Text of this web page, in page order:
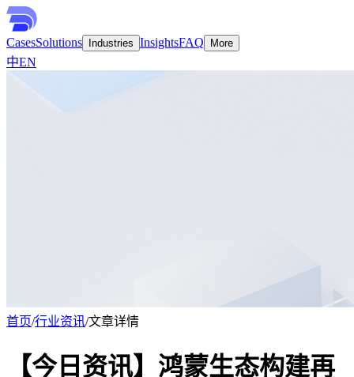
CasesSolutions Industries InsightsFAQ More
中EN
首页/行业资讯/文章详情
【今日资讯】鸿蒙生态构建再